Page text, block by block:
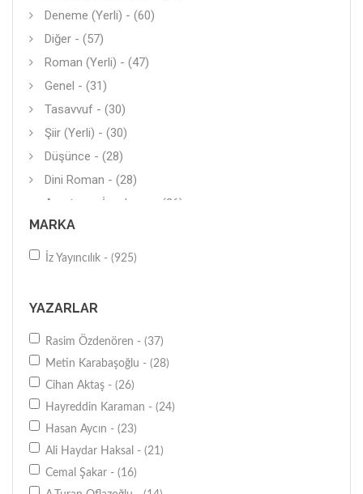
Deneme (Yerli) - (60)
Diğer - (57)
Roman (Yerli) - (47)
Genel - (31)
Tasavvuf - (30)
Şiir (Yerli) - (30)
Düşünce - (28)
Dini Roman - (28)
Araştırma-İnceleme - (26)
Araştırma-İnceleme - (25)
Eleştiri - (20)
Günümüz İslam Düşüncesi - (12)
İnceleme - (11)
Ayet-Hadis - (11)
Hikaye (Yerli) - (11)
Karikatür - (10)
Biyografi-Otobiyografi - (10)
MARKA
İz Yayıncılık - (925)
YAZARLAR
Rasim Özdenören - (37)
Metin Karabaşoğlu - (28)
Cihan Aktaş - (26)
Hayreddin Karaman - (24)
Hasan Aycın - (23)
Ali Haydar Haksal - (21)
Cemal Şakar - (16)